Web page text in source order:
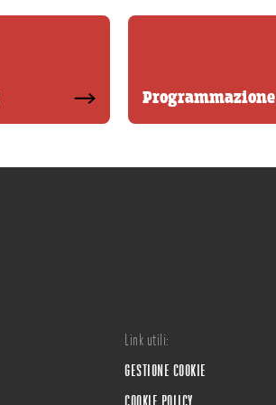
Programmazione
Link utili:
GESTIONE COOKIE
COOKIE POLICY